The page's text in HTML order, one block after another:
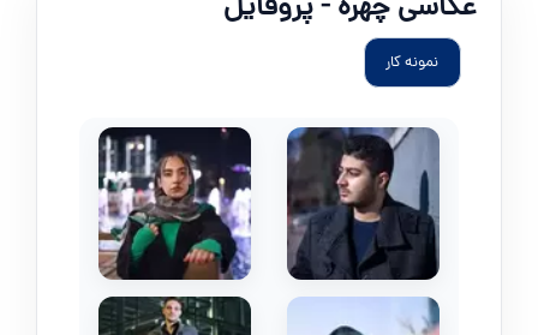
عکاسی چهره - پروفایل
نمونه کار